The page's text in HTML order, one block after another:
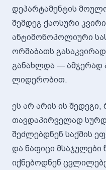
დეპარტამენტის
შემდეგ ქაოსური
ანტიმონოპოლიური
ორშაბათს
განახლდა — ამჯერად
ლიდერობით.
ეს არ არის ის შედეგი,
თავდაპირველად
შეძლებდნენ საქმის
და ნაფიცი მსაჯულები
იქნებოდნენ